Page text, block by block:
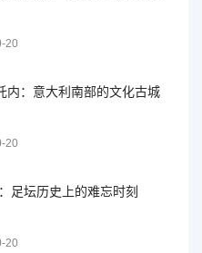
20
内：意大利南部的文化古城
20
足坛历史上的难忘时刻
20